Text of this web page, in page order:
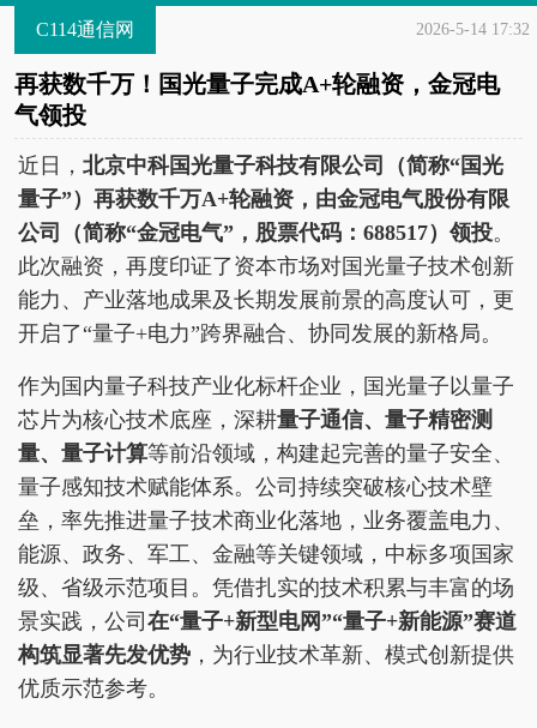
C114通信网 2026-5-14 17:32
再获数千万！国光量子完成A+轮融资，金冠电
气领投
近日， 北京中科国光量子科技有限公司 （简称“国光
量子”） 再获数千万A+轮融资 ， 由金冠电气股份有限
公司
（简称“金冠电气”，股票代码：688517） 领投。
此次融资，再度印证了资本市场对国光量子技术创新
能力、产业落地成果及长期发展前景的高度认可，更
开启了“量子+电力”跨界融合、协同发展的新格局。
作为国内量子科技产业化标杆企业，国光量子以量子
芯片为核心技术底座，深耕量子通信、量子精密测
量、量子计算等前沿领域，构建起完善的量子安全、
量子感知技术赋能体系。公司持续突破核心技术壁
垒，率先推进量子技术商业化落地，业务覆盖电力、
能源、政务、军工、金融等关键领域，中标多项国家
级、省级示范项目。凭借扎实的技术积累与丰富的场
景实践，公司 在“量子+新型电网”“量子+新能源”赛道
构筑显著先发优势 ，为行业技术革新、模式创新提供
优质示范参考。